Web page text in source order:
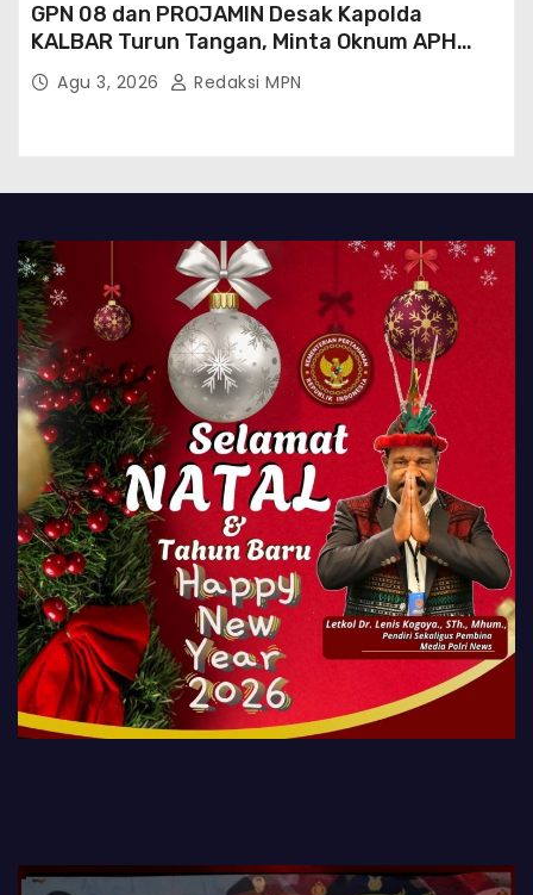
GPN 08 dan PROJAMIN Desak Kapolda
KALBAR Turun Tangan, Minta Oknum APH
Binaan SAWMILL Ilegal Sintang Ditindak
Agu 3, 2026 Redaksi MPN